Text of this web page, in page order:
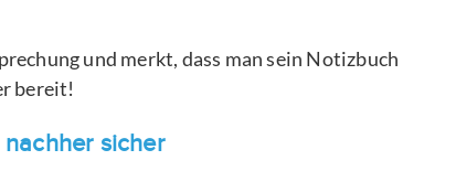
und merkt, dass man sein Notizbuch
bereit!
sicher